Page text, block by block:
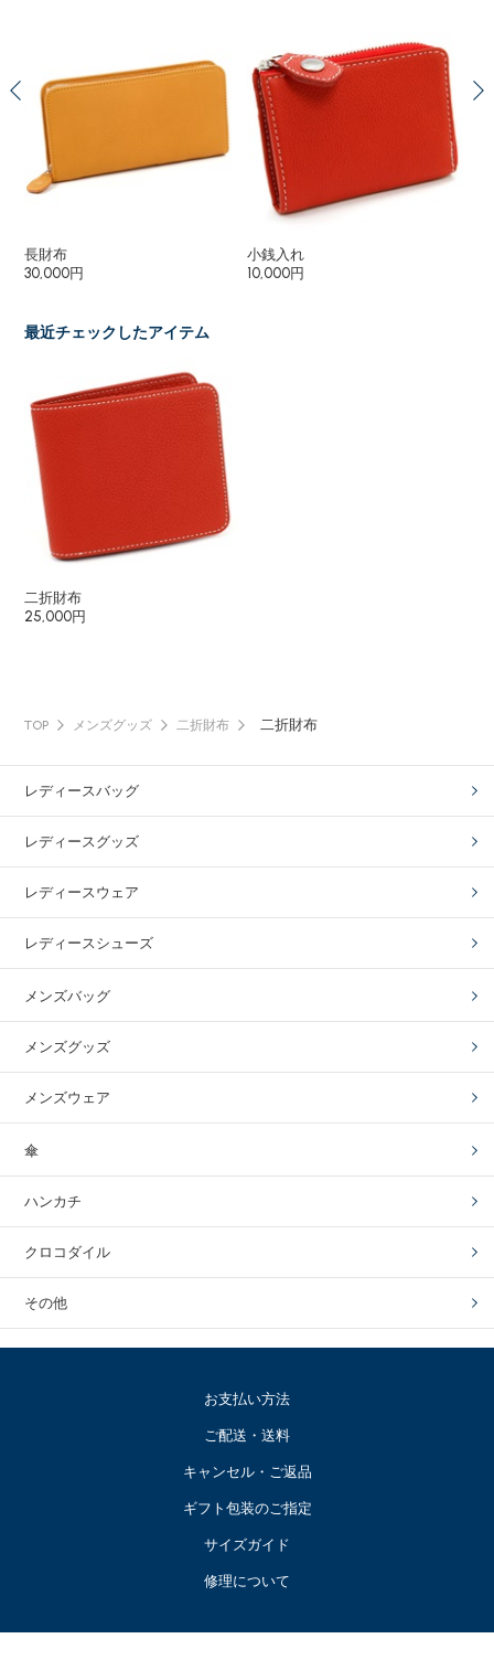
長財布
30,000円
小銭入れ
10,000円
最近チェックしたアイテム
二折財布
25,000円
TOP メンズグッズ 二折財布 二折財布
レディースバッグ
レディースグッズ
レディースウェア
レディースシューズ
メンズバッグ
メンズグッズ
メンズウェア
傘
ハンカチ
クロコダイル
その他
お支払い方法
ご配送・送料
キャンセル・ご返品
ギフト包装のご指定
サイズガイド
修理について